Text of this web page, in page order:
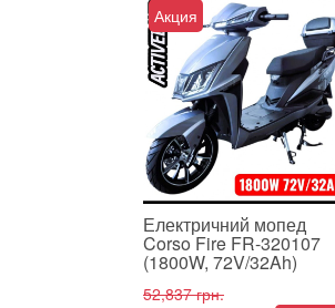
ЕЛЕКТРИЧНИЙ МОПЕД
CORSO FIRE – ПОВНА
ВЛАДА НА ДОРОЗІ!
Зустрічайте новий стандарт
інтелектуальної ...
Акция
Електричний мопед
Corso Fire FR-320107
(1800W, 72V/32Ah)
52,837 грн.